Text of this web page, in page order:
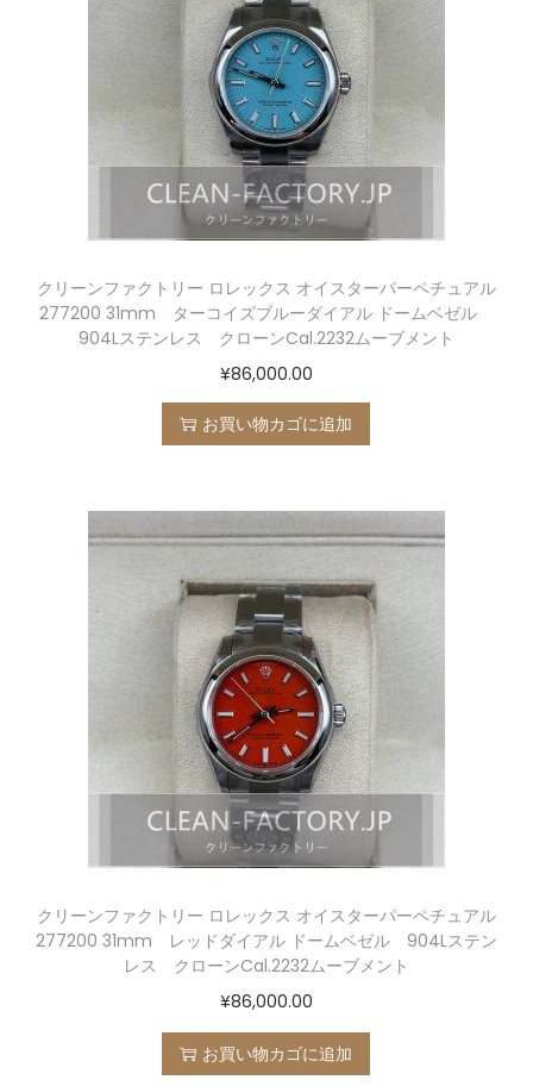
クリーンファクトリー ロレックス オイスターパーペチュアル
277200 31mm ターコイズブルーダイアル ドームベゼル
904Lステンレス クローンCal.2232ムーブメント
¥86,000.00
お買い物カゴに追加
クリーンファクトリー ロレックス オイスターパーペチュアル
277200 31mm レッドダイアル ドームベゼル 904Lステン
レス クローンCal.2232ムーブメント
¥86,000.00
お買い物カゴに追加